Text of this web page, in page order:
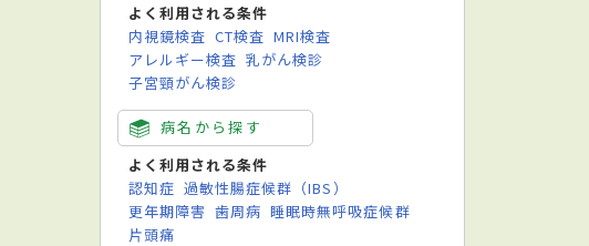
よく利用される条件
内視鏡検査 CT検査 MRI検査
アレルギー検査 乳がん検診
子宮頸がん検診
病名から探す
よく利用される条件
認知症 過敏性腸症候群（IBS）
更年期障害 歯周病 睡眠時無呼吸症候群
片頭痛